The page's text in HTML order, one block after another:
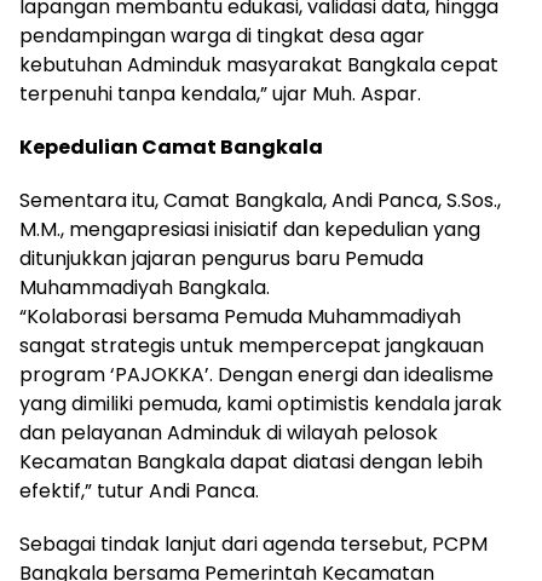
lapangan membantu edukasi, validasi data, hingga
pendampingan warga di tingkat desa agar
kebutuhan Adminduk masyarakat Bangkala cepat
terpenuhi tanpa kendala,” ujar Muh. Aspar.
Kepedulian Camat Bangkala
Sementara itu, Camat Bangkala, Andi Panca, S.Sos.,
M.M., mengapresiasi inisiatif dan kepedulian yang
ditunjukkan jajaran pengurus baru Pemuda
Muhammadiyah Bangkala.
“Kolaborasi bersama Pemuda Muhammadiyah
sangat strategis untuk mempercepat jangkauan
program ‘PAJOKKA’. Dengan energi dan idealisme
yang dimiliki pemuda, kami optimistis kendala jarak
dan pelayanan Adminduk di wilayah pelosok
Kecamatan Bangkala dapat diatasi dengan lebih
efektif,” tutur Andi Panca.
Sebagai tindak lanjut dari agenda tersebut, PCPM
Bangkala bersama Pemerintah Kecamatan